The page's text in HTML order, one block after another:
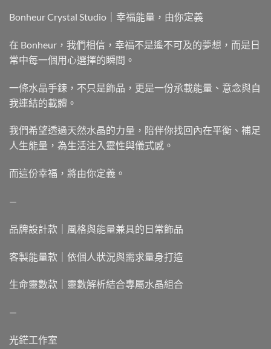
Bonheur Crystal Studio｜幸福能量，由你定義
在 Bonheur，我們相信，幸福不是遙不可及的夢想，而是日
常中每一個用心選擇的瞬間。
一條水晶手鍊，不只是飾品，更是一份承載能量、意念與自
我連結的載體。
我們希望透過天然水晶的力量，陪伴你找回內在平衡、補足
人生能量，為生活注入靈性與儀式感。
而這份幸福，將由你定義。
—
品牌設計款｜風格與能量兼具的日常飾品
客製能量款｜依個人狀況與需求量身打造
生命靈數款｜靈數解析結合專屬水晶組合
—
光鋩工作室